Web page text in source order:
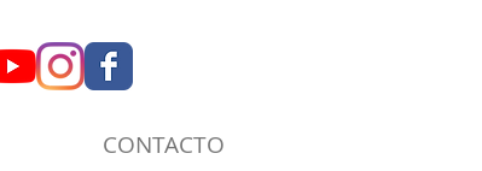
CONTACTO